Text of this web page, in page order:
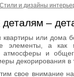
Стили и дизайны
–
или дома
элементы, а как
и
декорирования в
свое внимание